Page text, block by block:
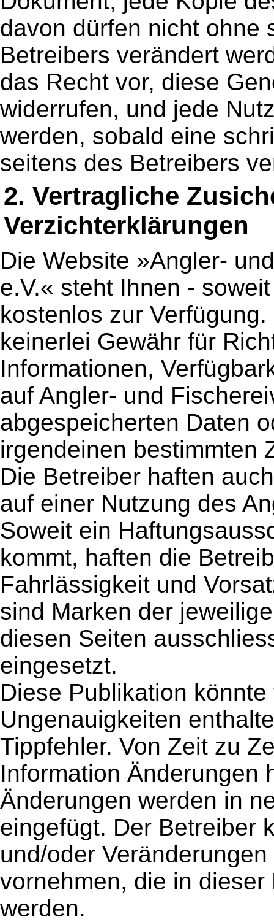
davon dürfen nicht ohne
Betreibers verändert
das Recht vor, diese
widerrufen, und jede
werden, sobald eine
seitens des Betreibers
2. Vertragliche
Verzichterklärungen
Die Website »Angler-
e.V.« steht Ihnen -
kostenlos zur
keinerlei Gewähr für
Informationen,
auf Angler- und
abgespeicherten Daten
irgendeinen bestimmten
Die Betreiber haften
auf einer Nutzung des
Soweit ein
kommt, haften die
Fahrlässigkeit und
sind Marken der
diesen Seiten
eingesetzt.
Diese Publikation
Ungenauigkeiten
Tippfehler. Von Zeit zu
Information Änderungen
Änderungen werden in
eingefügt. Der Betreiber
und/oder
vornehmen, die in
werden.